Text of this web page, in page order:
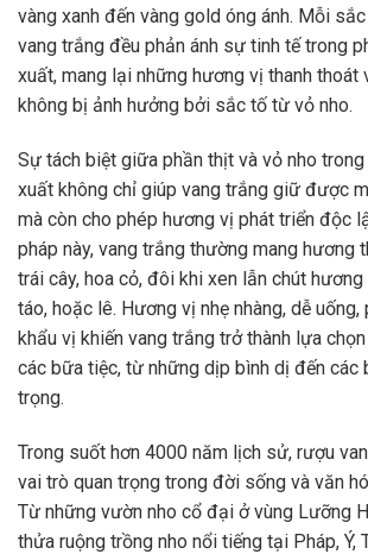
vàng xanh đến vàng gold óng ánh. Mỗi
vang trắng đều phản ánh sự tinh tế trong
xuất, mang lại những hương vị thanh thoát
không bị ảnh hưởng bởi sắc tố từ vỏ nho.
Sự tách biệt giữa phần thịt và vỏ nho
xuất không chỉ giúp vang trắng giữ được
mà còn cho phép hương vị phát triển độc
pháp này, vang trắng thường mang hương
trái cây, hoa cỏ, đôi khi xen lẫn chút
táo, hoặc lê. Hương vị nhẹ nhàng, dễ uống,
khẩu vị khiến vang trắng trở thành lựa
các bữa tiệc, từ những dịp bình dị đến các
trọng.
Trong suốt hơn 4000 năm lịch sử, rượu
vai trò quan trọng trong đời sống và văn
Từ những vườn nho cổ đại ở vùng Lưỡng
thửa ruộng trồng nho nổi tiếng tại Pháp, Ý,